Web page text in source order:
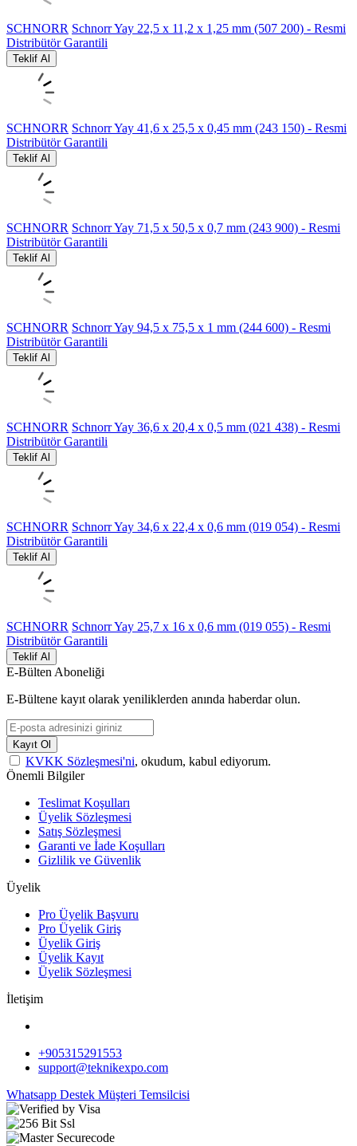
SCHNORR Schnorr Yay 22,5 x 11,2 x 1,25 mm (507 200) - Resmi
Distribütör Garantili
Teklif Al
SCHNORR Schnorr Yay 41,6 x 25,5 x 0,45 mm (243 150) - Resmi
Distribütör Garantili
Teklif Al
SCHNORR Schnorr Yay 71,5 x 50,5 x 0,7 mm (243 900) - Resmi
Distribütör Garantili
Teklif Al
SCHNORR Schnorr Yay 94,5 x 75,5 x 1 mm (244 600) - Resmi
Distribütör Garantili
Teklif Al
SCHNORR Schnorr Yay 36,6 x 20,4 x 0,5 mm (021 438) - Resmi
Distribütör Garantili
Teklif Al
SCHNORR Schnorr Yay 34,6 x 22,4 x 0,6 mm (019 054) - Resmi
Distribütör Garantili
Teklif Al
SCHNORR Schnorr Yay 25,7 x 16 x 0,6 mm (019 055) - Resmi
Distribütör Garantili
Teklif Al
E-Bülten Aboneliği
E-Bültene kayıt olarak yeniliklerden anında haberdar olun.
Kayıt Ol
KVKK Sözleşmesi'ni, okudum, kabul ediyorum.
Önemli Bilgiler
Teslimat Koşulları
Üyelik Sözleşmesi
Satış Sözleşmesi
Garanti ve İade Koşulları
Gizlilik ve Güvenlik
Üyelik
Pro Üyelik Başvuru
Pro Üyelik Giriş
Üyelik Giriş
Üyelik Kayıt
Üyelik Sözleşmesi
İletişim
+905315291553
support@teknikexpo.com
Whatsapp Destek Müşteri Temsilcisi